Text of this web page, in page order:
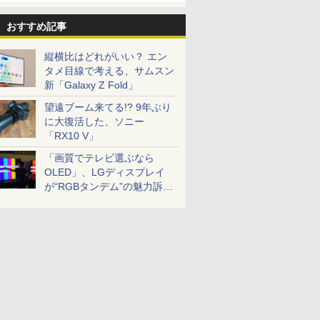
おすすめ記事
縦横比はどれがいい？ エン
タメ目線で考える、サムスン
新「Galaxy Z Fold」
望遠ブーム来てる!? 9年ぶり
に大復活した、ソニー
「RX10 V」
「画質でテレビ選ぶなら
OLED」、LGディスプレイ
が“RGBタンデム”の魅力訴